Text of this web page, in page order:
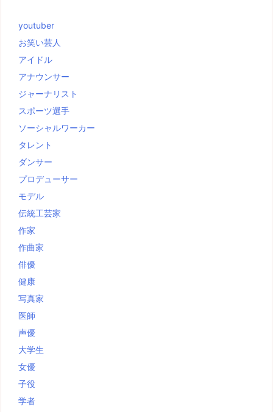
youtuber
お笑い芸人
アイドル
アナウンサー
ジャーナリスト
スポーツ選手
ソーシャルワーカー
タレント
ダンサー
プロデューサー
モデル
伝統工芸家
作家
作曲家
俳優
健康
写真家
医師
声優
大学生
女優
子役
学者